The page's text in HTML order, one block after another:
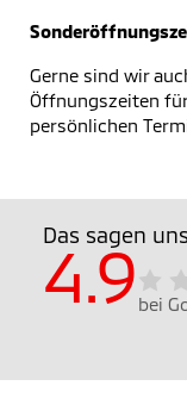
Gerne sind wir
Öffnungszeiten für
persönlichen
Das sagen
4.9 bei